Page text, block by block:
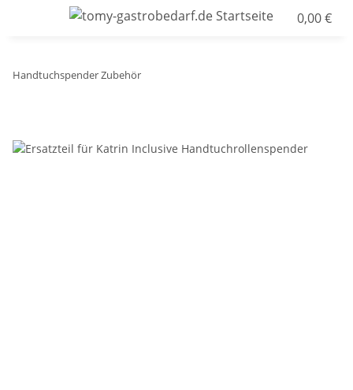
0,00 €
Handtuchspender Zubehör